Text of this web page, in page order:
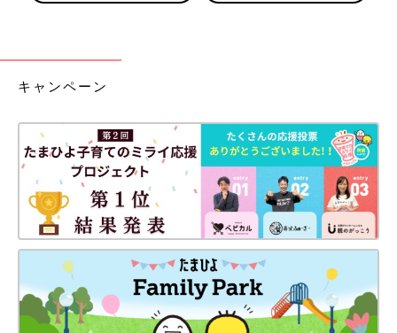
※記事の内容は記載当時の情報であり、現在と異なる場合があり
※ご紹介した内容は個人の感想です。使用上の注意をよく読んだ
キャンペーン